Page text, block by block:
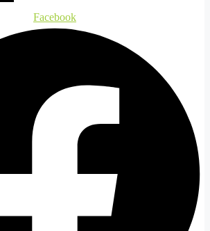
Facebook